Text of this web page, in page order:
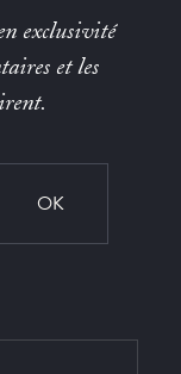
exclusivité
et les
OK